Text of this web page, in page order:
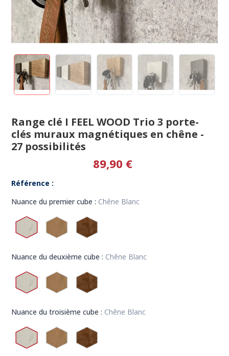
Range clé I FEEL WOOD Trio 3 porte-
clés muraux magnétiques en chêne -
27 possibilités
89,90 €
Référence :
Nuance du premier cube : Chêne Blanc
Nuance du deuxième cube : Chêne Blanc
Nuance du troisième cube : Chêne Blanc